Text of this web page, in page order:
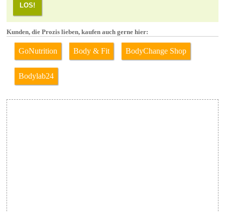
LOS!
Kunden, die Prozis lieben, kaufen auch gerne hier:
GoNutrition Body & Fit BodyChange Shop
Bodylab24